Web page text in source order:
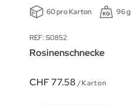
60 pro Karton 96 g
REF: S0852
Rosinenschnecke
CHF 77.58 /Karton